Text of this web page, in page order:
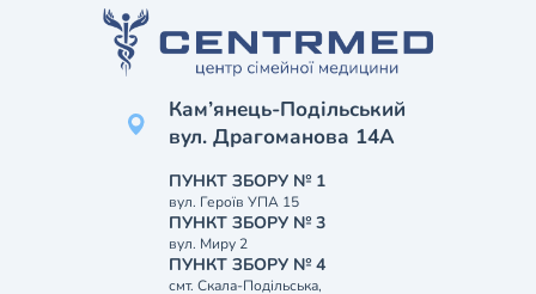
Кам’янець-Подільський
вул. Драгоманова 14А
ПУНКТ ЗБОРУ № 1
вул. Героїв УПА 15
ПУНКТ ЗБОРУ № 3
вул. Миру 2
ПУНКТ ЗБОРУ № 4
смт. Скала-Подільська,